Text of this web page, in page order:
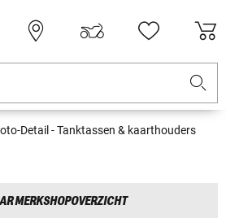
Detail - Tanktassen & kaarthouders
MERKSHOPOVERZICHT